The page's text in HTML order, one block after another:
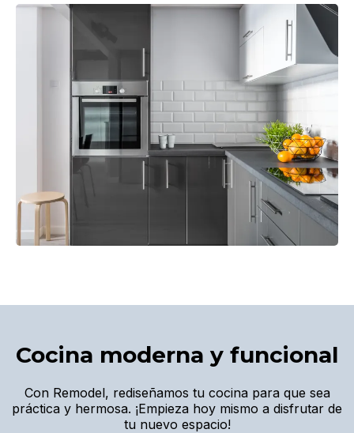
Cocina moderna y funcional
Con Remodel, rediseñamos tu cocina para que sea
práctica y hermosa. ¡Empieza hoy mismo a disfrutar de
tu nuevo espacio!